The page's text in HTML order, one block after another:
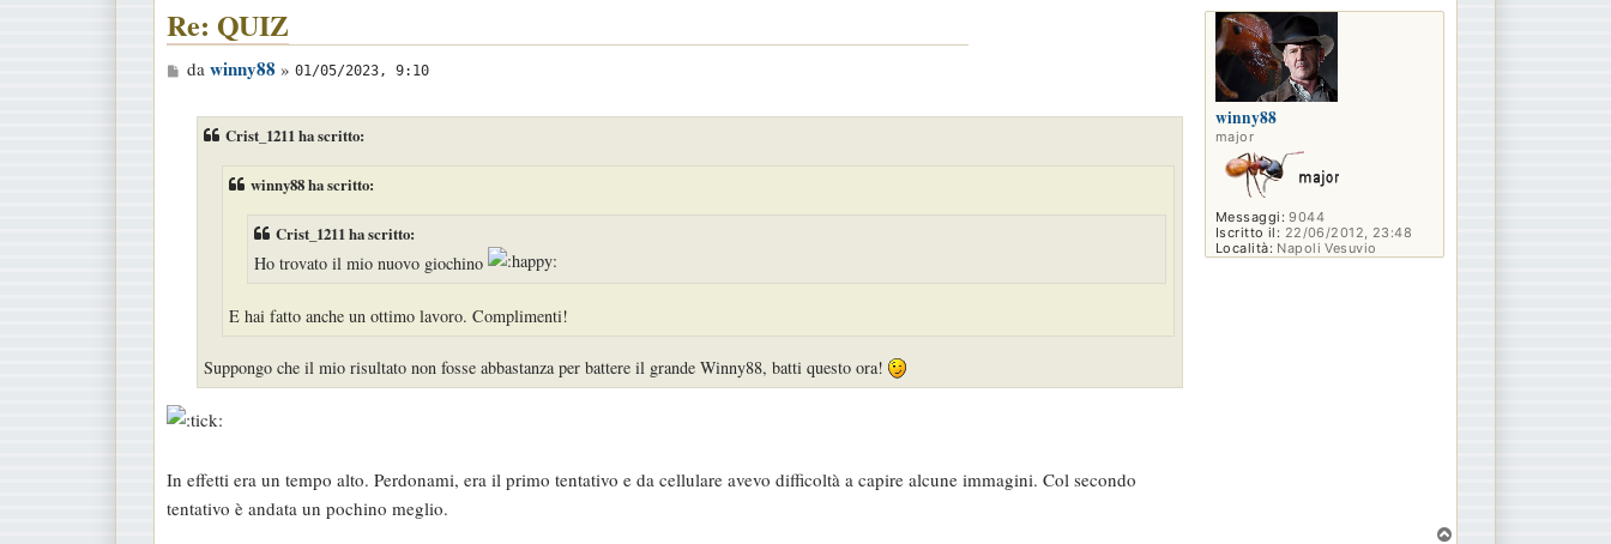
winny88
major
Messaggi: 9044
Iscritto il: 22/06/2012, 23:48
Località: Napoli Vesuvio
Re: QUIZ
M
da winny88 » 01/05/2023, 9:10
Crist_1211 ha scritto:
winny88 ha scritto:
Crist_1211 ha scritto:
Ho trovato il mio nuovo giochino
E hai fatto anche un ottimo lavoro. Complimenti!
Suppongo che il mio risultato non fosse abbastanza per battere il grande Winny88, batti questo ora!
In effetti era un tempo alto. Perdonami, era il primo tentativo e da cellulare avevo difficoltà a capire alcune immagini. Col secondo
tentativo è andata un pochino meglio.